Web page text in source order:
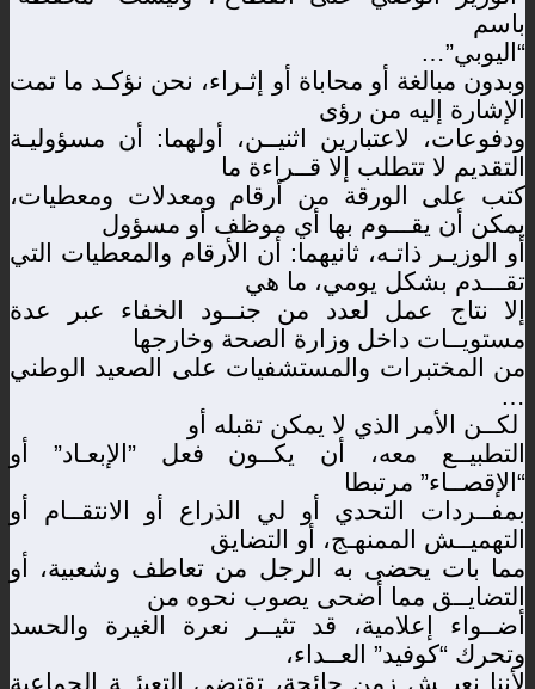
باسم
“اليوبي”…
وبدون مبالغة أو محاباة أو إثـراء، نحن نؤكـد ما تمت
الإشارة إليه من رؤى
ودفوعات، لاعتبارين اثنيــن، أولهما: أن مسؤوليـة
التقديم لا تتطلب إلا قــراءة ما
كتب على الورقة من أرقام ومعدلات ومعطيات،
يمكن أن يقـــوم بها أي موظف أو مسؤول
أو الوزيـر ذاتـه، ثانيهما: أن الأرقام والمعطيات التي
تقـــدم بشكل يومي، ما هي
إلا نتاج عمل لعدد من جنــود الخفاء عبر عدة
مستويــات داخل وزارة الصحة وخارجها
من المختبرات والمستشفيات على الصعيد الوطني
…
لكــن الأمر الذي لا يمكن تقبله أو
التطبيــع معه، أن يكــون فعل ”الإبعـاد” أو
“الإقصــاء” مرتبطا
بمفــردات التحدي أو لي الذراع أو الانتقــام أو
التهميــش الممنهـج، أو التضايق
مما بات يحضى به الرجل من تعاطف وشعبية، أو
التضايــق مما أضحى يصوب نحوه من
أضــواء إعلامية، قد تثيــر نعرة الغيرة والحسد
وتحرك “كوفيد” العــداء،
لأننا نعيــش زمن جائحة، تقتضي التعبئــة الجماعية